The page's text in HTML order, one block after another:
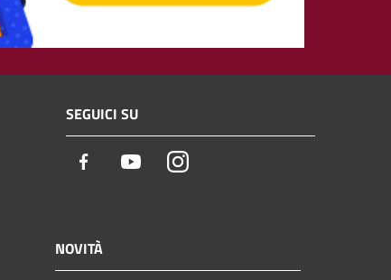
SEGUICI SU
Facebook YoutubeInstagram
NOVITÀ